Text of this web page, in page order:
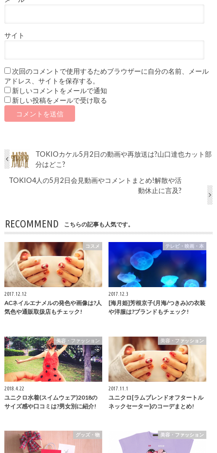
サイト
次回のコメントで使用するためブラウザーに自分の名前、メール
アドレス、サイトを保存する。
新しいコメントをメールで通知
新しい投稿をメールで受け取る
TOKIOカケル5月2日の動画や再放送は?山口達也カット部
分はどこ?
TOKIO4人の5月2日会見動画やコメントまとめ!解散や活
動休止に言及?
RECOMMEND こちらの記事も人気です。
コスメ
2017.12.12
ACネイルエナメルの発色や画像は?人
気色や通販取扱店もチェック!
テレビ・映画・本
2017.12.3
[海月姫]芳根京子(月海/つきみ)の衣装
や洋服は?ブランドもチェック!
美容・ファッション
2018.4.22
ユニクロ水着(スイムウェア)2018の
サイズ感や口コミは?男女別に紹介!
美容・ファッション
2017.11.1
ユニクロ[ラムブレンドオフタートル
ネックセーター]のコーデまとめ!
グッズ・物 美容・ファッション